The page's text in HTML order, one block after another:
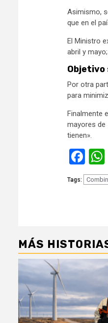
Asimismo,
que en el
El Ministro
abril y
Objetivo
Por otra
para
Finalmente
mayores de
tienen».
Tags:
MÁS